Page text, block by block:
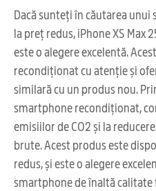
Dacă sunteți în căutarea
la preț redus, iPhone XS
este o alegere excelentă.
recondiționat cu atenție și
similară cu un produs nou.
smartphone recondiționat,
emisiilor de CO2 și la
brute. Acest produs este
redus, și este o alegere
smartphone de înaltă